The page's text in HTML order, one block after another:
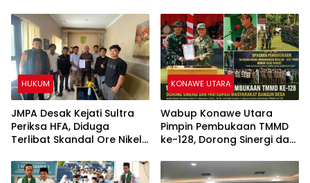
Penggelapan
Penetapan Tersangka Dr.
Ruksamin Dinilai Prematur
HUKUM
JMPA Desak Kejati Sultra
Periksa HFA, Diduga
Terlibat Skandal Ore Nikel
KONAWE UTARA
Wabup Konawe Utara
Pimpin Pembukaan TMMD
ke-128, Dorong Sinergi dan